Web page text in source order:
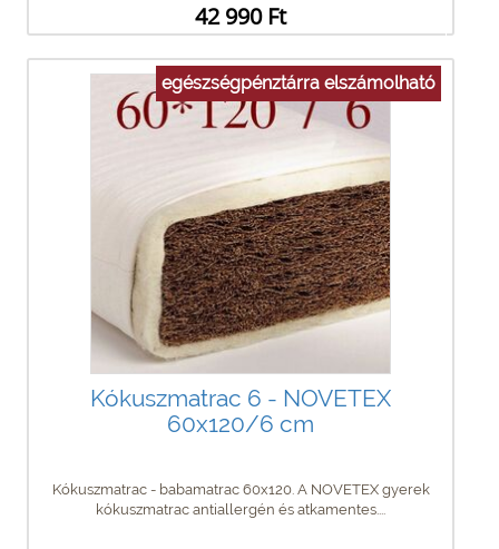
42 990 Ft
egészségpénztárra elszámolható
Kókuszmatrac 6 - NOVETEX
60x120/6 cm
Kókuszmatrac - babamatrac 60x120. A NOVETEX gyerek
kókuszmatrac antiallergén és atkamentes....